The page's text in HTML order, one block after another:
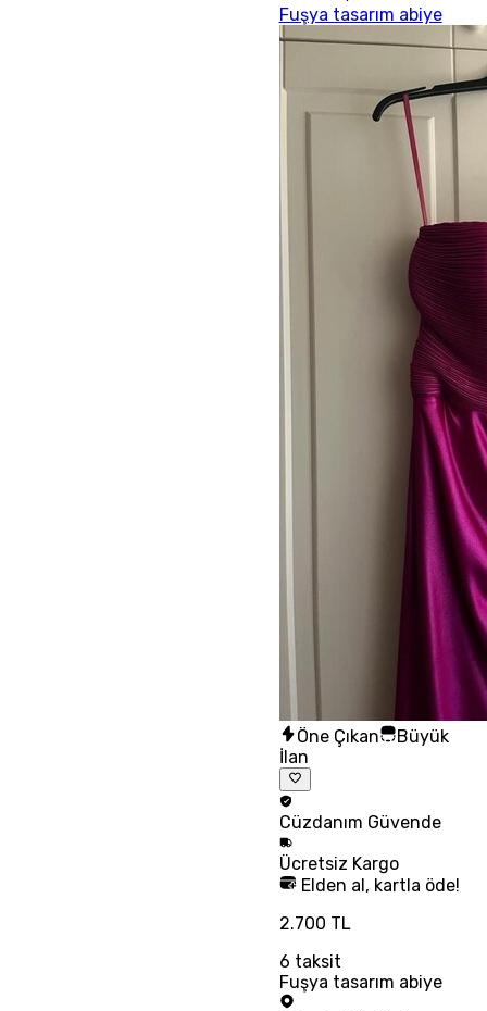
Fuşya tasarım abiye
Öne Çıkan
Büyük
İlan
Cüzdanım Güvende
Ücretsiz Kargo
Elden al, kartla öde!
2.700 TL
6 taksit
Fuşya tasarım abiye